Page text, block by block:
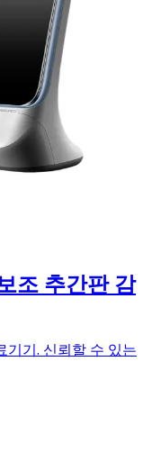
조 추간판 감
기기. 신뢰할 수 있는